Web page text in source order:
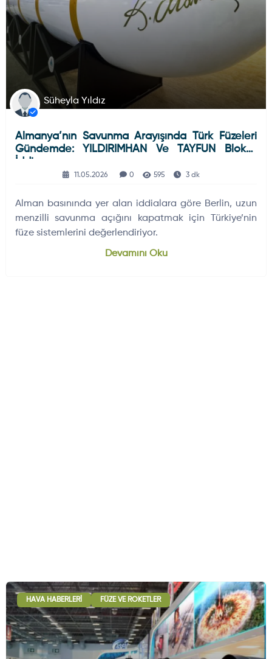
Süheyla Yıldız
Almanya’nın Savunma Arayışında Türk Füzeleri
Gündemde: YILDIRIMHAN Ve TAYFUN Blok-4
İddiası
11.05.2026 0 595 3 dk
Alman basınında yer alan iddialara göre Berlin, uzun
menzilli savunma açığını kapatmak için Türkiye’nin
füze sistemlerini değerlendiriyor.
Devamını Oku
HAVA HABERLERI FÜZE VE ROKETLER